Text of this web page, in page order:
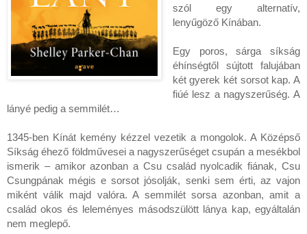
szól egy alternatív,
lenyűgöző Kínában.
Egy poros, sárga síkság
éhínségtől sújtott falujában
két gyerek két sorsot kap. A
fiúé lesz a nagyszerűség. A
lányé pedig a semmilét…
1345-ben Kínát kemény kézzel vezetik a mongolok. A Középső
Síkság éhező földművesei a nagyszerűséget csupán a mesékbol
ismerik – amikor azonban a Csu család nyolcadik fiának, Csu
Csungpának mégis e sorsot jósolják, senki sem érti, az vajon
miként válik majd valóra. A semmilét sorsa azonban, amit a
család okos és leleményes másodszülött lánya kap, egyáltalán
nem meglepő.